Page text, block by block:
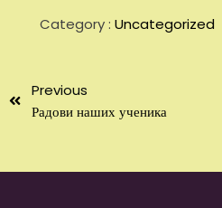
Category : Uncategorized
Previous
Радови наших ученика